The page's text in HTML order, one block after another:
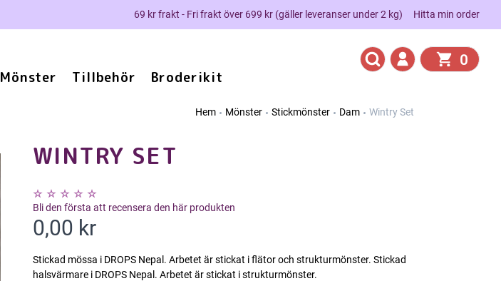
69 kr frakt - Fri frakt över 699 kr (gäller leveranser under 2 kg) Hitta min order
Mönster Tillbehör Broderikit
0
Hem Mönster Stickmönster Dam Wintry Set
WINTRY SET
Bli den första att recensera den här produkten
0,00 kr
Stickad mössa i DROPS Nepal. Arbetet är stickat i flätor och strukturmönster. Stickad
halsvärmare i DROPS Nepal. Arbetet är stickat i strukturmönster.